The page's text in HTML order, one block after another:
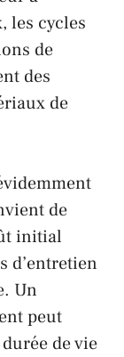
les cycles
de
des
de
de
initial
d’entretien
Un
peut
de vie